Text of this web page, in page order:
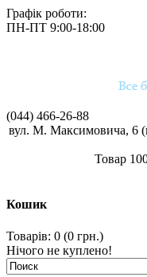
Графік роботи:
ПН-ПТ 9:00-18:00
(044) 466-26-88
вул. М. Максимовича, 6
Товар
Кошик
Товарів: 0 (0 грн.)
Нічого не куплено!